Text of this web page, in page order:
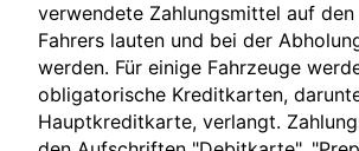
verwendete Zahlungsmittel auf den
Fahrers lauten und bei der
werden. Für einige Fahrzeuge
obligatorische Kreditkarten,
Hauptkreditkarte, verlangt.